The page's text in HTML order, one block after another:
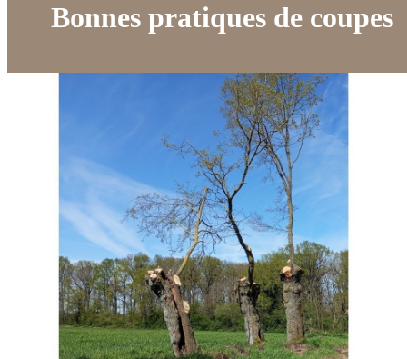
Bonnes pratiques de coupes